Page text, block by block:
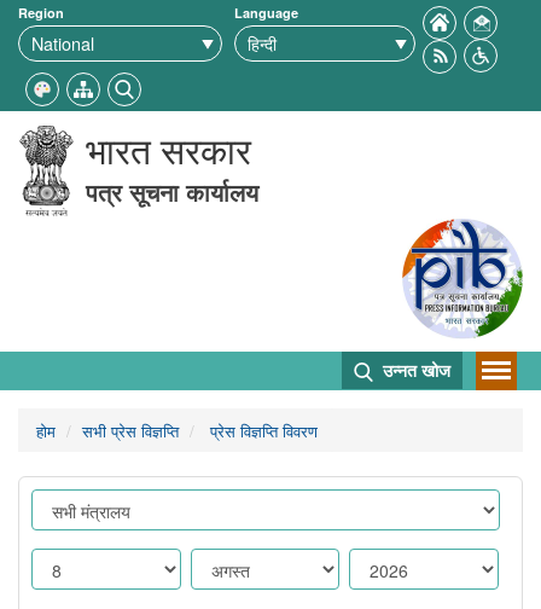
Region Language
भारत सरकार
पत्र सूचना कार्यालय
उन्नत खोज
होम सभी प्रेस विज्ञप्ति प्रेस विज्ञप्ति विवरण